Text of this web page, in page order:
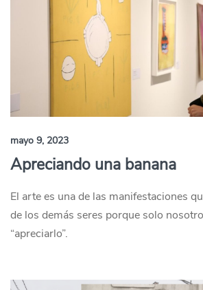
mayo 9, 2023
Apreciando una banana
El arte es una de las manifestaciones
de los demás seres porque solo
“apreciarlo”.